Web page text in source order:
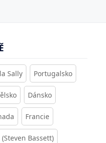
Sally Portugalsko
Dánsko
Francie
Bassett)